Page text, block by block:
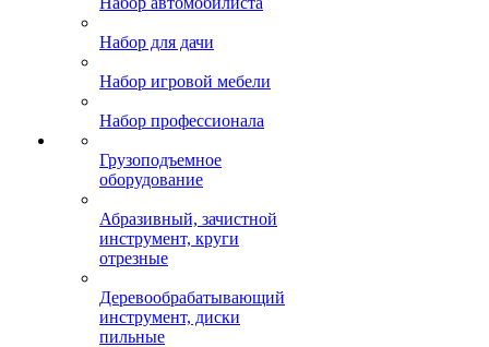
Набор для дачи
Набор игровой мебели
Набор профессионала
Грузоподъемное
оборудование
Абразивный, зачистной
инструмент, круги
отрезные
Деревообрабатывающий
инструмент, диски
пильные